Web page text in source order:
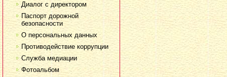
Диалог с директором
Паспорт дорожной
безопасности
О персональных данных
Противодействие коррупции
Служба медиации
Фотоальбом